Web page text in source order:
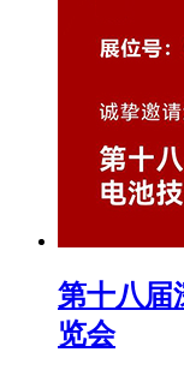
第十八届
览会